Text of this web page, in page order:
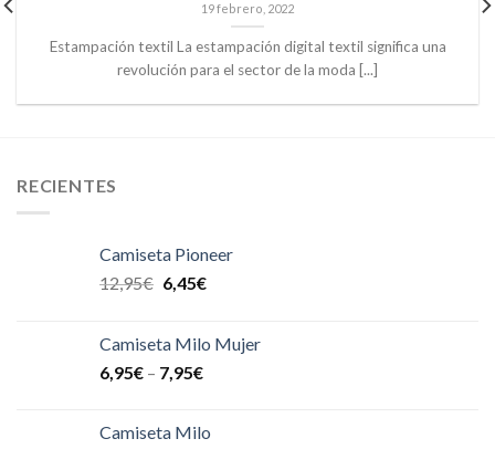
19 febrero, 2022
Estampación textil La estampación digital textil significa una
revolución para el sector de la moda [...]
RECIENTES
Camiseta Pioneer
12,95€ 6,45€
Camiseta Milo Mujer
6,95€ – 7,95€
Camiseta Milo